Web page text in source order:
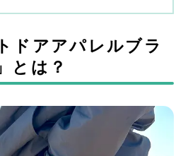
ドアアパレルブラ
とは？